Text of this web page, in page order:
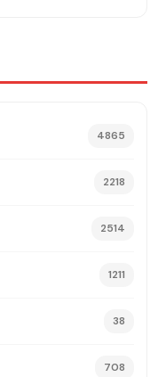
4865
2218
2514
1211
38
708